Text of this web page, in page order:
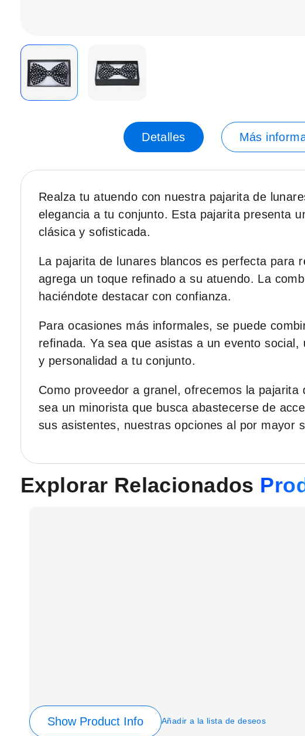
galería
de
imágenes.
Detalles Más
Realza tu atuendo con nuestra pajarita de
elegancia a tu conjunto. Esta pajarita presenta
clásica y sofisticada.
La pajarita de lunares blancos es perfecta para
agrega un toque refinado a su atuendo. La
haciéndote destacar con confianza.
Para ocasiones más informales, se puede
refinada. Ya sea que asistas a un evento
y personalidad a tu conjunto.
Como proveedor a granel, ofrecemos la
sea un minorista que busca abastecerse de
sus asistentes, nuestras opciones al por mayor
Explorar Relacionados
Show Product Info Añadir a la lista de deseos